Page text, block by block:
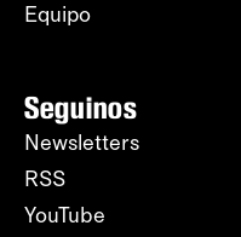
Equipo
Seguinos
Newsletters
RSS
YouTube